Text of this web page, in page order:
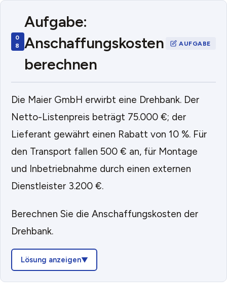
Aufgabe:
Anschaffungskosten
berechnen
Die Maier GmbH erwirbt eine Drehbank. Der
Netto-Listenpreis beträgt 75.000 €; der
Lieferant gewährt einen Rabatt von 10 %. Für
den Transport fallen 500 € an, für Montage
und Inbetriebnahme durch einen externen
Dienstleister 3.200 €.
Berechnen Sie die Anschaffungskosten der
Drehbank.
Lösung anzeigen